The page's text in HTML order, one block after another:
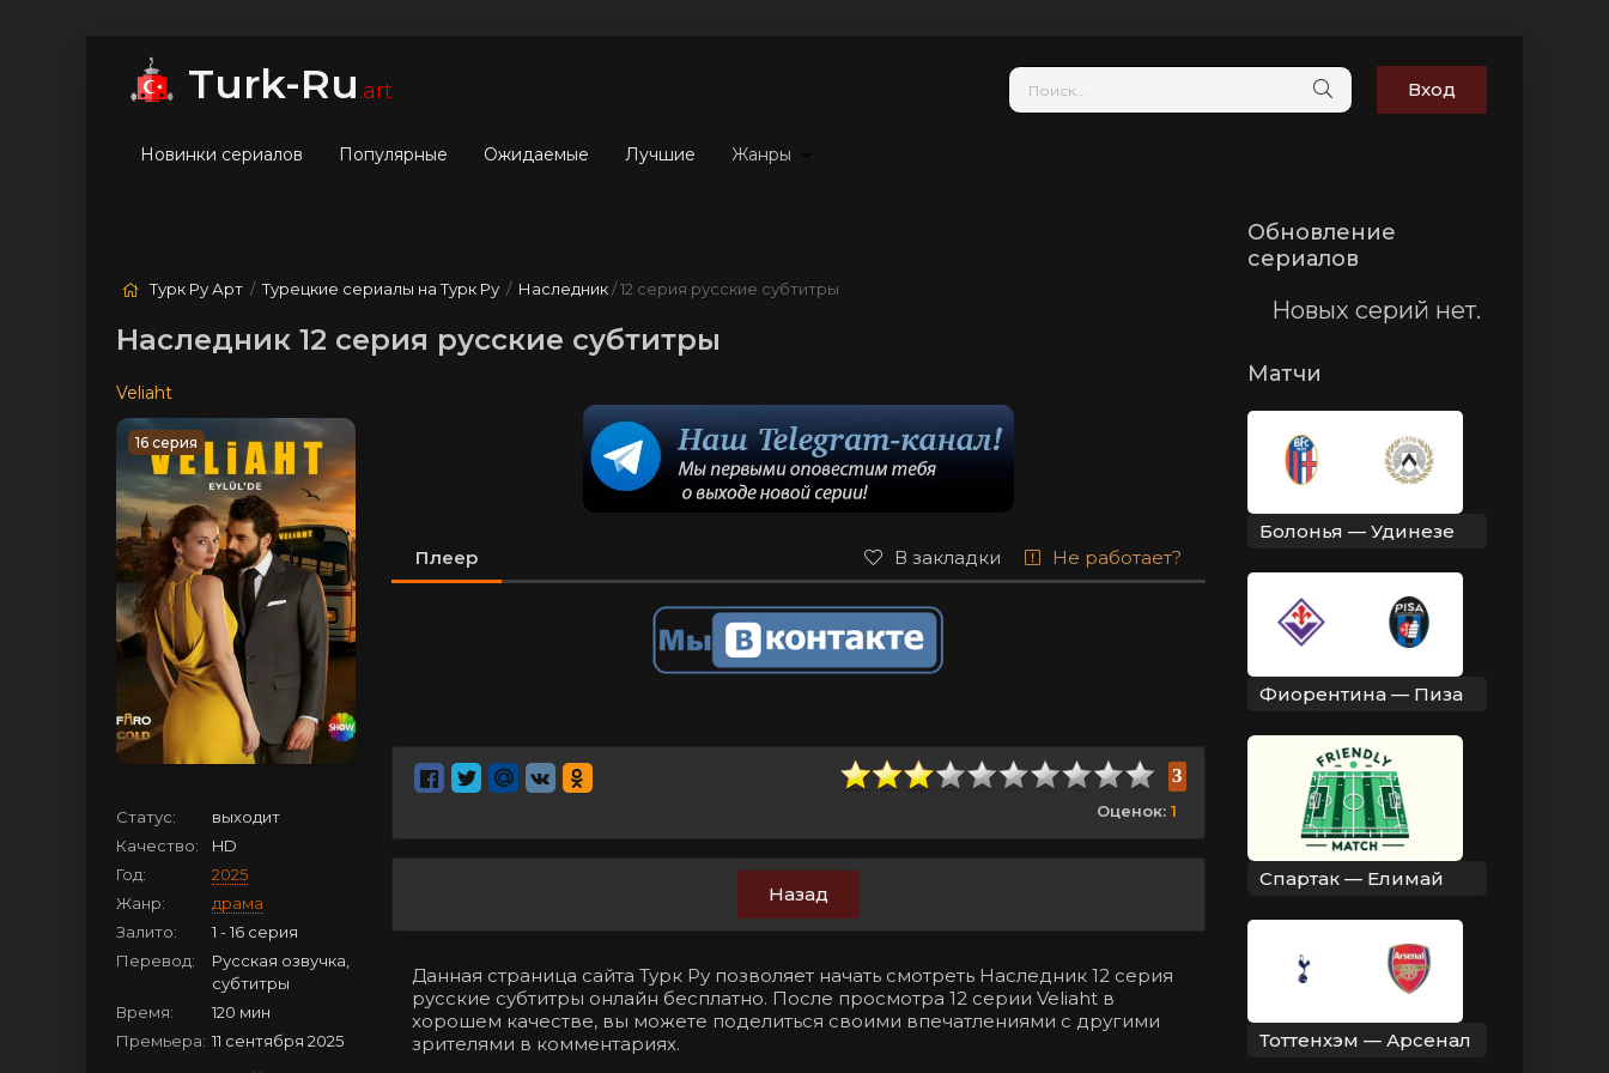
Turk-Ru.art Вход
Новинки сериалов Популярные Ожидаемые Лучшие Жанры
Турк Ру Арт /Турецкие сериалы на Турк Ру / Наследник/ 12 серия русские субтитры
Наследник 12 серия русские субтитры
Veliaht
16 серия
Статус:
выходит
Качество:
HD
Год:
2025
Жанр:
драма
Залито:
1 - 16 серия
Перевод:
Русская озвучка,
субтитры
Время:
120 мин
Премьера: 11 сентября 2025
Плеер В закладки Не работает?
3
Оценок: 1
Назад
Данная страница сайта Турк Ру позволяет начать смотреть Наследник 12 серия
русские субтитры онлайн бесплатно. После просмотра 12 серии Veliaht в
хорошем качестве, вы можете поделиться своими впечатлениями с другими
зрителями в комментариях.
Обновление
сериалов
Новых серий нет.
Матчи
Болонья — Удинезе
Фиорентина — Пиза
Спартак — Елимай
Тоттенхэм — Арсенал